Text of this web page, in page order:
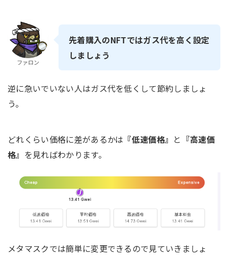
ファロン
先着購入のNFTではガス代を高く設定
しましょう
逆に急いでいない人はガス代を低くして節約しましょ
う。
どれくらい価格に差があるかは 『低速価格』 と 『高速価
格』 を見ればわかります。
メタマスクでは簡単に変更できるので見ていきましょ